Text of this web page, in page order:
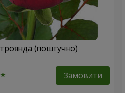
(поштучно)
Замовити